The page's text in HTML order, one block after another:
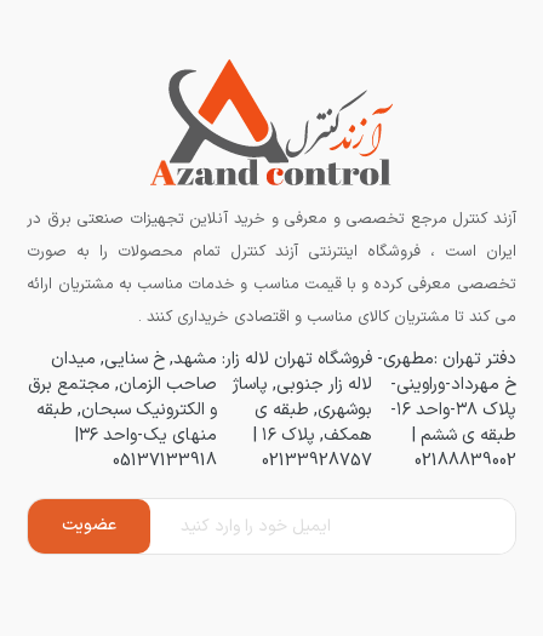
آزند کنترل مرجع تخصصی و معرفی و خرید آنلاین تجهیزات صنعتی برق در
ایران است ، فروشگاه اینترنتی آزند کنترل تمام محصولات را به صورت
تخصصی معرفی کرده و با قیمت مناسب و خدمات مناسب به مشتریان ارائه
می کند تا مشتریان کالای مناسب و اقتصادی خریداری کنند .
دفتر تهران :مطهری-
خ مهرداد-وراوینی-
پلاک ۳۸-واحد ۱۶-
طبقه ی ششم |
02188839002
فروشگاه تهران لاله زار:
لاله زار جنوبی, پاساژ
بوشهری, طبقه ی
همکف, پلاک ۱۶ |
02133928757
مشهد, خ سنایی, میدان
صاحب الزمان, مجتمع برق
و الکترونیک سبحان, طبقه
منهای یک-واحد ۳۶|
05137133918